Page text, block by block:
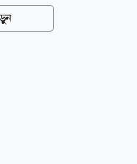
এদের শরীরে
থাকে। এসব